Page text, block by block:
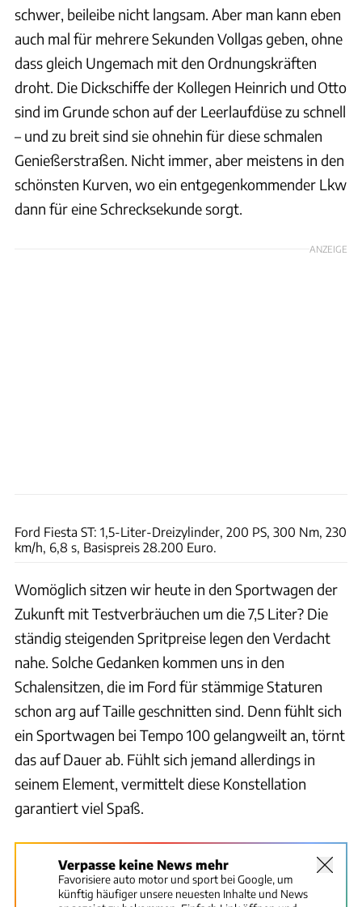
schwer, beileibe nicht langsam. Aber man kann eben
auch mal für mehrere Sekunden Vollgas geben, ohne
dass gleich Ungemach mit den Ordnungskräften
droht. Die Dickschiffe der Kollegen Heinrich und Otto
sind im Grunde schon auf der Leerlaufdüse zu schnell
– und zu breit sind sie ohnehin für diese schmalen
Genießerstraßen. Nicht immer, aber meistens in den
schönsten Kurven, wo ein entgegenkommender Lkw
dann für eine Schrecksekunde sorgt.
ANZEIGE
Ford Fiesta ST: 1,5-Liter-Dreizylinder, 200 PS, 300 Nm, 230
km/h, 6,8 s, Basispreis 28.200 Euro.
Womöglich sitzen wir heute in den Sportwagen der
Zukunft mit Testverbräuchen um die 7,5 Liter? Die
ständig steigenden Spritpreise legen den Verdacht
nahe. Solche Gedanken kommen uns in den
Schalensitzen, die im Ford für stämmige Staturen
schon arg auf Taille geschnitten sind. Denn fühlt sich
ein Sportwagen bei Tempo 100 gelangweilt an, törnt
das auf Dauer ab. Fühlt sich jemand allerdings in
seinem Element, vermittelt diese Konstellation
garantiert viel Spaß.
Verpasse keine News mehr
Favorisiere auto motor und sport bei Google, um
künftig häufiger unsere neuesten Inhalte und News